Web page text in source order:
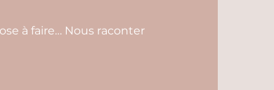
à faire… Nous raconter